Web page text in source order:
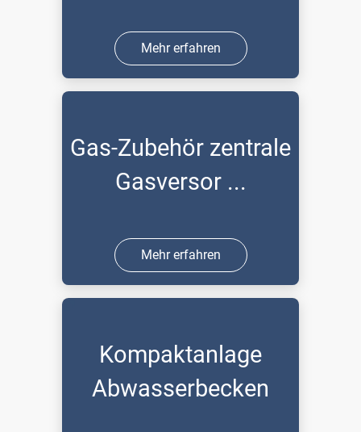
Mehr erfahren
Gas-Zubehör zentrale
Gasversor ...
Mehr erfahren
Kompaktanlage
Abwasserbecken